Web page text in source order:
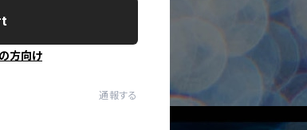
方向け
通報する